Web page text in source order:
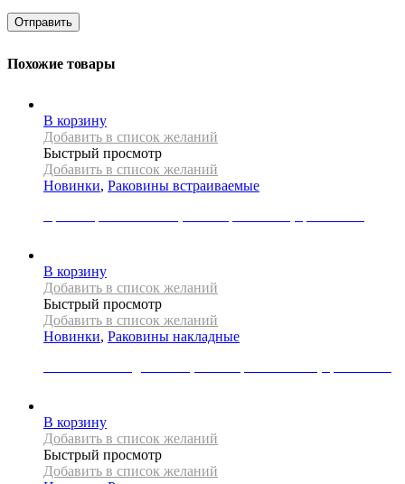
Похожие товары
В корзину
Добавить в список желаний
Быстрый просмотр
Добавить в список желаний
Новинки, Раковины встраиваемые
В корзину
Добавить в список желаний
Быстрый просмотр
Добавить в список желаний
Новинки, Раковины накладные
В корзину
Добавить в список желаний
Быстрый просмотр
Добавить в список желаний